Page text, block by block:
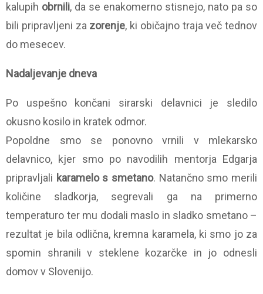
kalupih obrnili, da se enakomerno stisnejo, nato pa so
bili pripravljeni za zorenje, ki običajno traja več tednov
do mesecev.
Nadaljevanje dneva
Po uspešno končani sirarski delavnici je sledilo
okusno kosilo in kratek odmor.
Popoldne smo se ponovno vrnili v mlekarsko
delavnico, kjer smo po navodilih mentorja Edgarja
pripravljali karamelo s smetano. Natančno smo merili
količine sladkorja, segrevali ga na primerno
temperaturo ter mu dodali maslo in sladko smetano –
rezultat je bila odlična, kremna karamela, ki smo jo za
spomin shranili v steklene kozarčke in jo odnesli
domov v Slovenijo.